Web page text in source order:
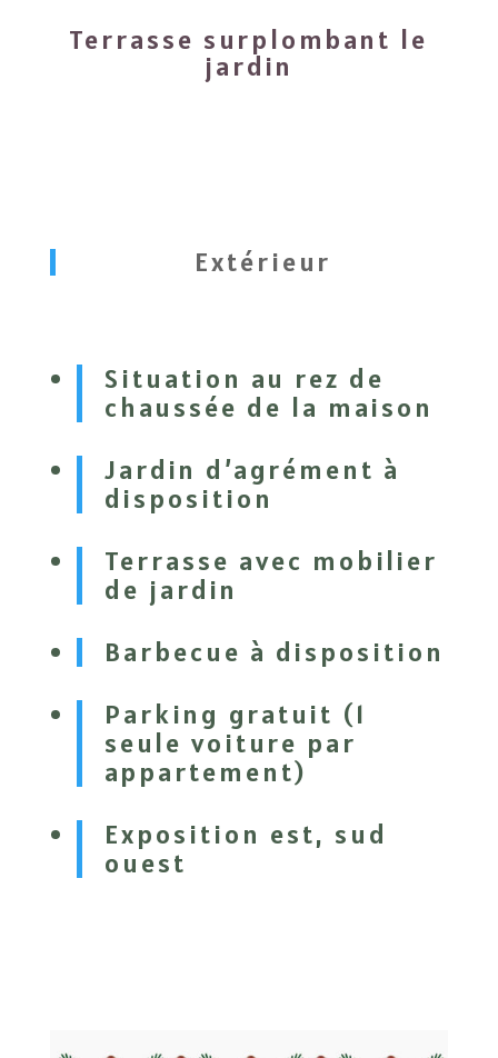
Terrasse surplombant le
jardin
Extérieur
Situation au rez de
chaussée de la maison
Jardin d’agrément à
disposition
Terrasse avec mobilier
de jardin
Barbecue à disposition
Parking gratuit (1
seule voiture par
appartement)
Exposition est, sud
ouest